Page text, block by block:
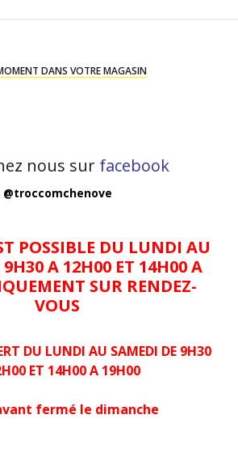
DANS VOTRE MAGASIN
nous sur facebook
@troccomchenove
POSSIBLE DU LUNDI AU
9H30 A 12H00 ET 14H00 A
SUR RENDEZ-
VOUS
DU LUNDI AU SAMEDI DE 9H30
ET 14H00 A 19H00
fermé le dimanche